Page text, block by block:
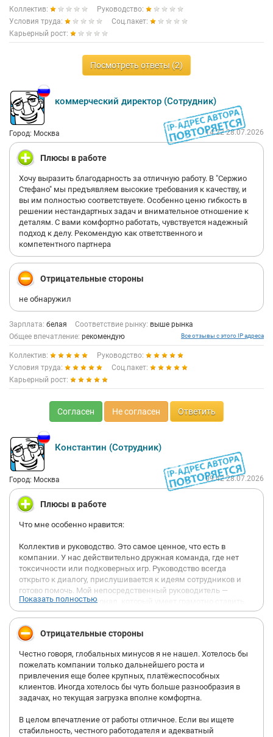
Коллектив:
Руководство:
Условия труда:
Соц.пакет:
Карьерный рост:
Посмотреть ответы (2)
коммерческий директор (Сотрудник)
Город: Москва 14:22 28.07.2026
Плюсы в работе
Хочу выразить благодарность за отличную работу. В "Сержио
Стефано" мы предъявляем высокие требования к качеству, и
вы им полностью соответствуете. Особенно ценю гибкость в
решении нестандартных задач и внимательное отношение к
деталям. С вами комфортно работать, чувствуется надежный
подход к делу. Рекомендую как ответственного и
компетентного партнера
Отрицательные стороны
не обнаружил
Зарплата: белая Соответствие рынку: выше рынка
Общее впечатление: рекомендую Все отзывы с этого IP адреса
Коллектив:
Руководство:
Условия труда:
Соц.пакет:
Карьерный рост:
Согласен Не согласен Ответить
Константин (Сотрудник)
Город: Москва 09:42 28.07.2026
Плюсы в работе
Что мне особенно нравится:
Коллектив и руководство. Это самое ценное, что есть в
компании. У нас действительно дружная команда, где нет
токсичности или подковерных игр. Руководство всегда
открыто к диалогу, прислушивается к идеям сотрудников и
готово помочь. Мой непосредственный руководитель —
настоящий профессионал, который умеет грамотно ставить
задачи и давать конструктивную обратную связь.
Условия труда. Зарплата полностью белая, выплачивается
строго день в день без малейших задержек. График четкий,
спасает перед выходными. Офис современный, светлый,
оборудован всем необходимым для комфортной работы.
Продукт. Работать с ассортиментом швейной фурнитуры
Сержио Стефано — одно удовольствие. Огромный выбор
качественной продукции, красивые каталоги. Общаться с
одежды, производствами) легко, потому что товар говорит
сам за себя. Мы часто участвуем в профильных выставках, что
Показать полностью
Отрицательные стороны
Честно говоря, глобальных минусов я не нашел. Хотелось бы
пожелать компании только дальнейшего роста и
привлечения еще более крупных, платёжеспособных
клиентов. Иногда хотелось бы чуть больше разнообразия в
задачах, но текущая загрузка вполне комфортна.
В целом впечатление от работы отличное. Если вы ищете
стабильность, честного работодателя и адекватный